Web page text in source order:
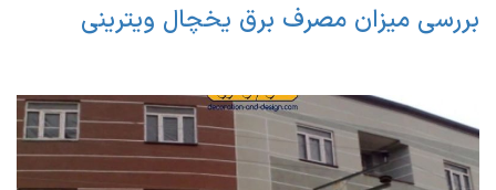
بررسی میزان مصرف برق یخچال ویترینی